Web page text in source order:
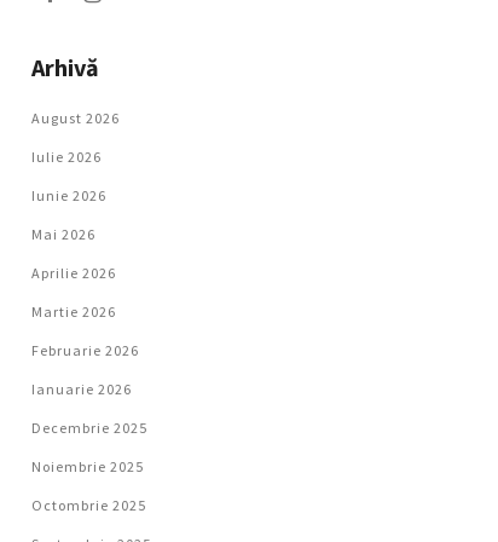
Arhivă
August 2026
Iulie 2026
Iunie 2026
Mai 2026
Aprilie 2026
Martie 2026
Februarie 2026
Ianuarie 2026
Decembrie 2025
Noiembrie 2025
Octombrie 2025